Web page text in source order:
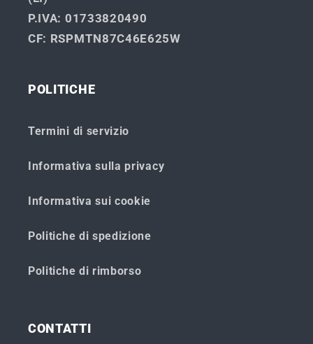
P.IVA: 01733820490
CF: RSPMTN87C46E625W
POLITICHE
Termini di servizio
Informativa sulla privacy
Informativa sui cookie
Politiche di spedizione
Politiche di rimborso
CONTATTI